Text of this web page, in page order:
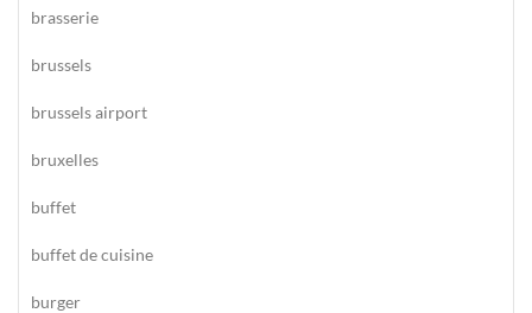
brasserie
brussels
brussels airport
bruxelles
buffet
buffet de cuisine
burger